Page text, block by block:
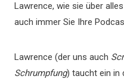
Lawrence, wie sie über
auch immer Sie Ihre
Lawrence (der uns auch
Schrumpfung) taucht ein in